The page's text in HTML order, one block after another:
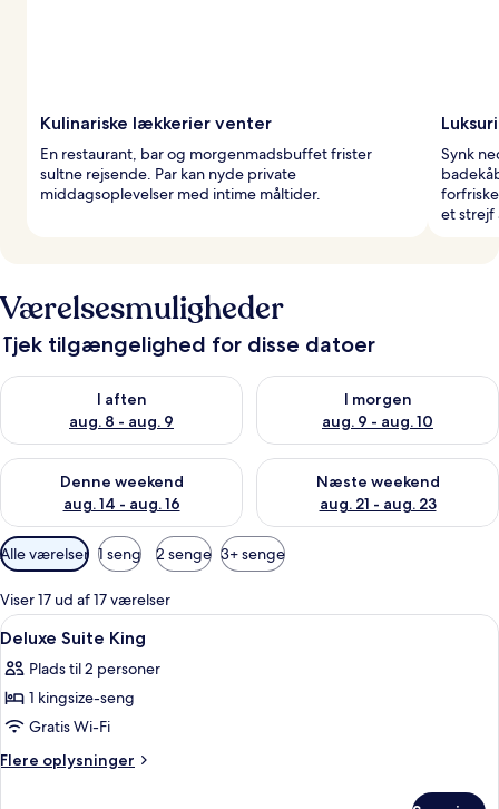
Kulinariske lækkerier venter
En restaurant, bar og morgenmadsbuffet frister
sultne rejsende. Par kan nyde private
middagsoplevelser med intime måltider.
Synk
et strejf
Værelsesmuligheder
Tjek tilgængelighed for disse datoer
I aften
aug. 8 - aug. 9
Tjek tilgængelighed for i aften aug. 8 - aug. 9
I morgen
aug. 9 - aug. 10
Tjek tilgængelighed for i
Denne weekend
aug. 14 - aug. 16
Tjek tilgængelighed for denne weekend aug. 14 - aug. 16
Næste weekend
aug. 21 - aug. 23
Tjek tilgængelighed for næste
Tilgængelige
filtre
for
værelser
Alle værelser 1 seng 2 senge 3+ senge
Viser 17 ud af 17 værelser
Indlæs
alle
billeder
af
Deluxe
Suite
Et hotelværelse med en stor seng,
11
Deluxe Suite King
Plads til 2 personer
1 kingsize-seng
Gratis Wi-Fi
Flere oplysninger
Flere